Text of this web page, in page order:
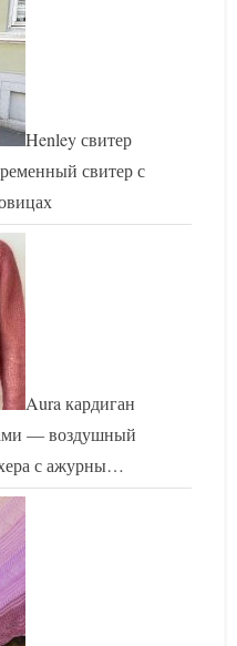
Henley свитер
свитер с
Aura кардиган
— воздушный
с ажурны…